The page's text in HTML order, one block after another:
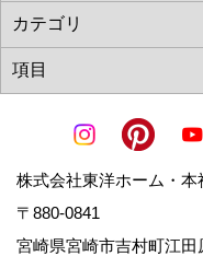
株式会社東洋ホーム・本
〒880-0841
宮崎県宮崎市吉村町江